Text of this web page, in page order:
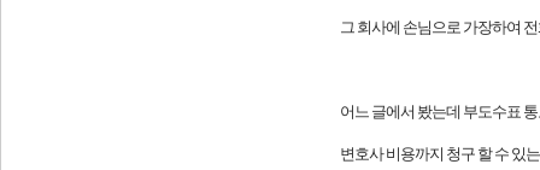
그 회사에 손님으로 가장하여
어느 글에서 봤는데 부도수표
변호사 비용까지 청구 할 수 있